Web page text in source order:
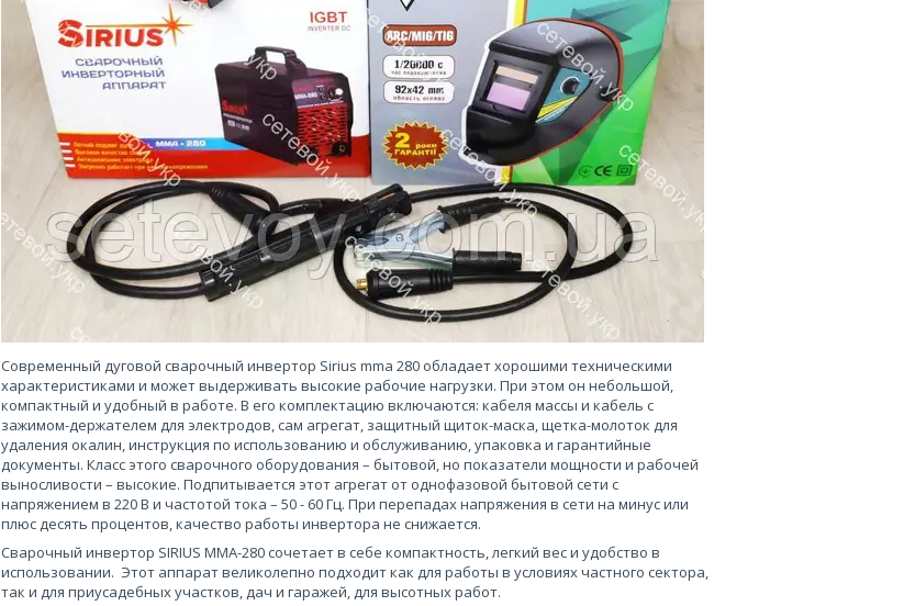
Современный дуговой сварочный инвертор Sirius mma 280 обладает хорошими техническими
характеристиками и может выдерживать высокие рабочие нагрузки. При этом он небольшой,
компактный и удобный в работе. В его комплектацию включаются: кабеля массы и кабель с
зажимом-держателем для электродов, сам агрегат, защитный щиток-маска, щетка-молоток для
удаления окалин, инструкция по использованию и обслуживанию, упаковка и гарантийные
документы. Класс этого сварочного оборудования – бытовой, но показатели мощности и рабочей
выносливости – высокие. Подпитывается этот агрегат от однофазовой бытовой сети с
напряжением в 220 В и частотой тока – 50 - 60 Гц. При перепадах напряжения в сети на минус или
плюс десять процентов, качество работы инвертора не снижается.
Сварочный инвертор SIRIUS MMA-280 сочетает в себе компактность, легкий вес и удобство в
использовании. Этот аппарат великолепно подходит как для работы в условиях частного сектора,
так и для приусадебных участков, дач и гаражей, для высотных работ.